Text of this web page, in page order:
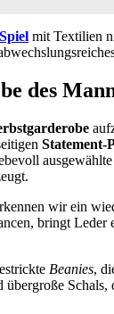
Spiel mit Textilien
des
Statement-
wir ein
bringt Leder
Beanies,
Schals,